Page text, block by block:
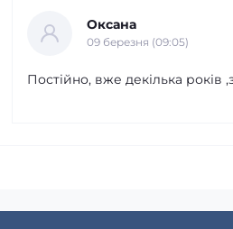
Оксана
09 березня (09:05)
Постійно, вже декілька